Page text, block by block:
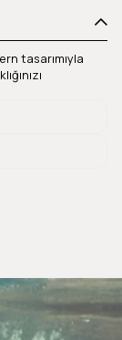
tasarımıyla